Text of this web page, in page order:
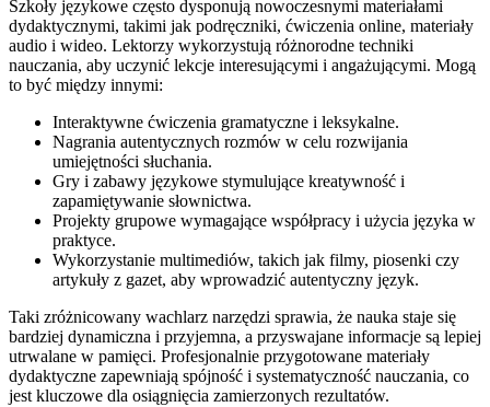
Szkoły językowe często dysponują nowoczesnymi materiałami
dydaktycznymi, takimi jak podręczniki, ćwiczenia online, materiały
audio i wideo. Lektorzy wykorzystują różnorodne techniki
nauczania, aby uczynić lekcje interesującymi i angażującymi. Mogą
to być między innymi:
Interaktywne ćwiczenia gramatyczne i leksykalne.
Nagrania autentycznych rozmów w celu rozwijania
umiejętności słuchania.
Gry i zabawy językowe stymulujące kreatywność i
zapamiętywanie słownictwa.
Projekty grupowe wymagające współpracy i użycia języka w
praktyce.
Wykorzystanie multimediów, takich jak filmy, piosenki czy
artykuły z gazet, aby wprowadzić autentyczny język.
Taki zróżnicowany wachlarz narzędzi sprawia, że nauka staje się
bardziej dynamiczna i przyjemna, a przyswajane informacje są lepiej
utrwalane w pamięci. Profesjonalnie przygotowane materiały
dydaktyczne zapewniają spójność i systematyczność nauczania, co
jest kluczowe dla osiągnięcia zamierzonych rezultatów.